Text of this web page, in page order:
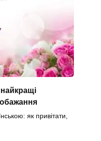
як привітати,